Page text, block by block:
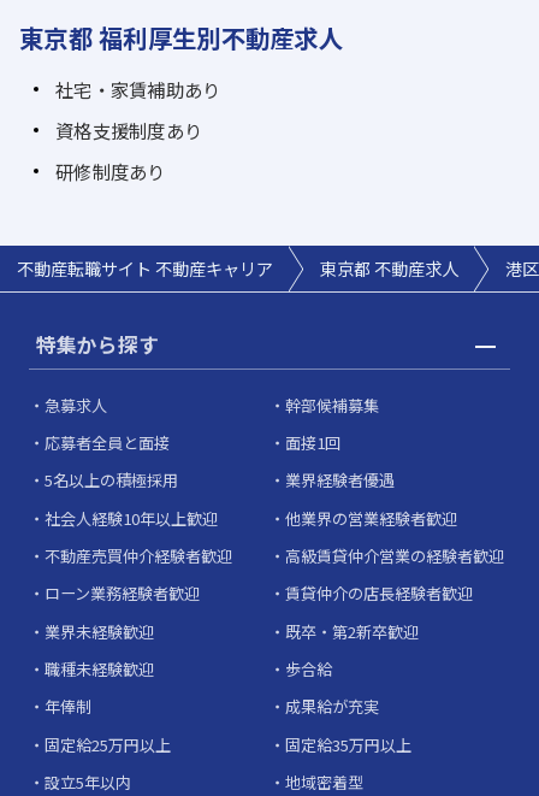
東京都 福利厚生別不動産求人
社宅・家賃補助あり
資格支援制度あり
研修制度あり
不動産転職サイト 不動産キャリア 東京都 不動産求人 港
特集から探す
急募求人
幹部候補募集
応募者全員と面接
面接1回
5名以上の積極採用
業界経験者優遇
社会人経験10年以上歓迎
他業界の営業経験者歓迎
不動産売買仲介経験者歓迎
高級賃貸仲介営業の経験者歓迎
ローン業務経験者歓迎
賃貸仲介の店長経験者歓迎
業界未経験歓迎
既卒・第2新卒歓迎
職種未経験歓迎
歩合給
年俸制
成果給が充実
固定給25万円以上
固定給35万円以上
設立5年以内
地域密着型